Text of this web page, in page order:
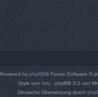
Powered by phpBB® Forum Software ©
Style von Arty - phpBB 3.2 von
Deutsche Übersetzung durch